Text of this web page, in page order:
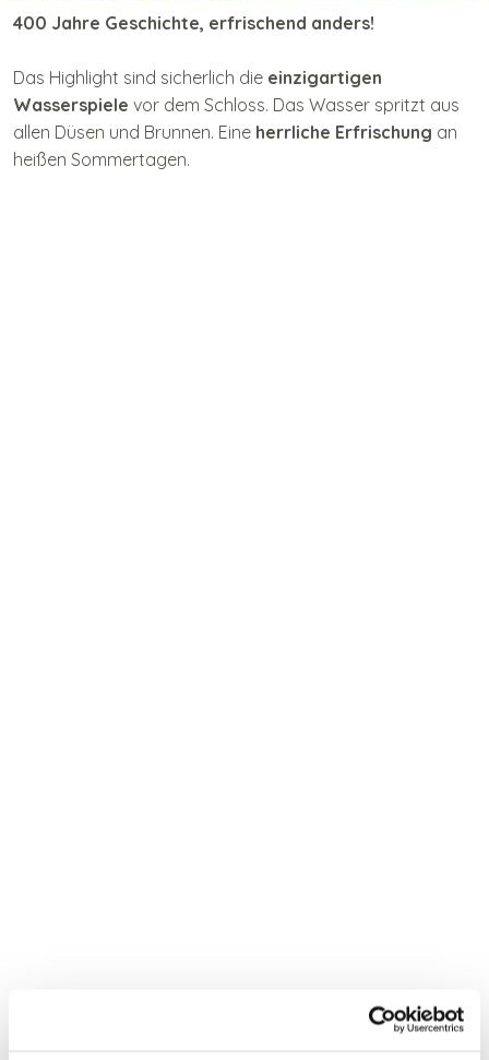
400 Jahre Geschichte, erfrischend anders!
Das Highlight sind sicherlich die einzigartigen
Wasserspiele vor dem Schloss. Das Wasser spritzt aus
allen Düsen und Brunnen. Eine herrliche Erfrischung an
heißen Sommertagen.